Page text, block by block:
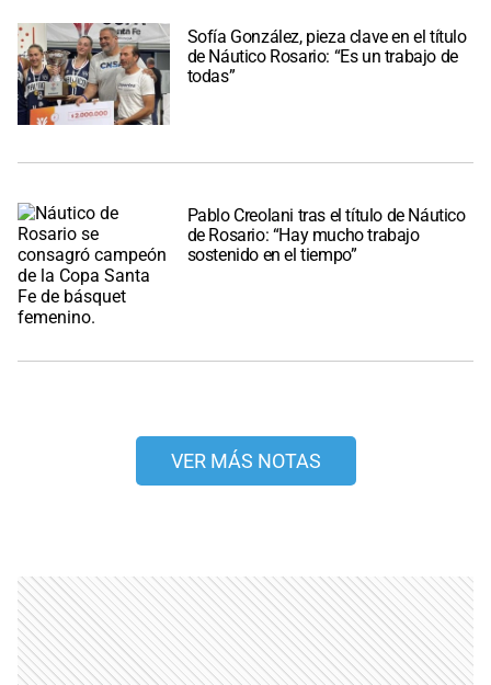
Sofía González, pieza clave en el título
de Náutico Rosario: “Es un trabajo de
todas”
Pablo Creolani tras el título de Náutico
de Rosario: “Hay mucho trabajo
sostenido en el tiempo”
VER MÁS NOTAS